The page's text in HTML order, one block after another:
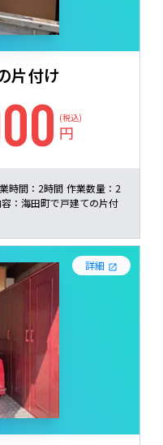
片付け
(税込)
円
時間： 2時間 作業数量： 2
： 海田町で戸建ての片付
詳細